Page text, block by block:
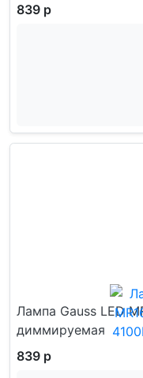
839 р
Лампа Gauss LED
диммируемая
839 р